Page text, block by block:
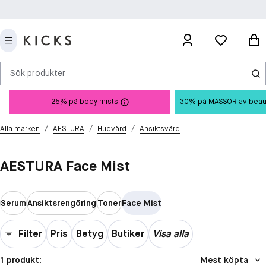
Sök produkter
25% på body mists! 30% på MASSOR av
Alla märken / AESTURA / Hudvård / Ansiktsvård
AESTURA Face Mist
SerumAnsiktsrengöringTonerFace Mist
Filter Pris Betyg Butiker Visa alla
1 produkt: Mest köpta